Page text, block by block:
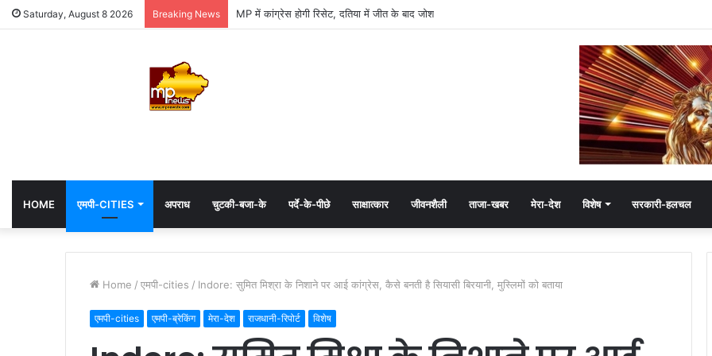
Saturday, August 8 2026 Breaking News MP में कांग्रेस होगी रिसेट, दतिया में जीत के बाद जोश
HOME एमपी-CITIES अपराध चुटकी-बजा-के पर्दे-के-पीछे साक्षात्कार जीवनशैली ताजा-खबर मेरा-देश विशेष सरकारी-हलचल
Home / एमपी-cities / Indore: सुमित मिश्रा के निशाने पर आई कांग्रेस, कैसे बनती है सियासी बिरयानी, मुस्लिमों को बताया
एमपी-cities एमपी-ब्रेकिंग मेरा-देश राजधानी-रिपोर्ट विशेष